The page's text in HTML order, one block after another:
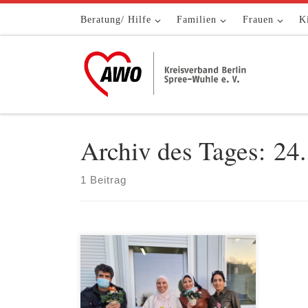
Zum Inhalt springenBeratung/ Hilfe Familien Frauen
Archiv des Tages:
1 Beitrag
Seit Sommer 2016 waren wir
Trägerin eines der so genannten
Sprungbrett-Angebote, die in Berlin
von der Senatsverwaltung für